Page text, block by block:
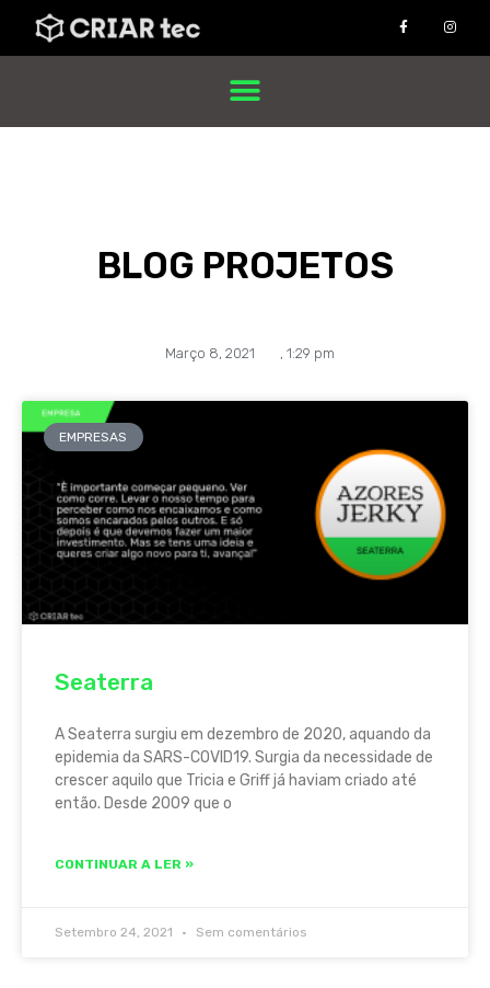
BLOG PROJETOS
Março 8, 2021 1:29 pm
EMPRESAS
Seaterra
A Seaterra surgiu em dezembro de 2020, aquando da
epidemia da SARS-COVID19. Surgia da necessidade de
crescer aquilo que Tricia e Griff já haviam criado até
então. Desde 2009 que o
CONTINUAR A LER »
Setembro 24, 2021 Sem comentários